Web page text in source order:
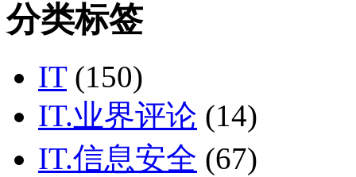
分类标签
IT(150)
IT.业界评论 (14)
IT.信息安全 (67)